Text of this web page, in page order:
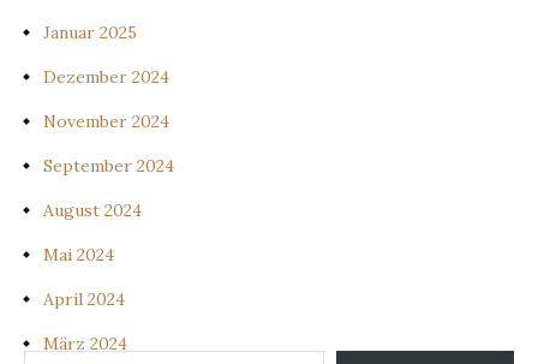
Januar 2025
Dezember 2024
November 2024
September 2024
August 2024
Mai 2024
April 2024
März 2024
Gib deine E-Mail-Adresse ein ...